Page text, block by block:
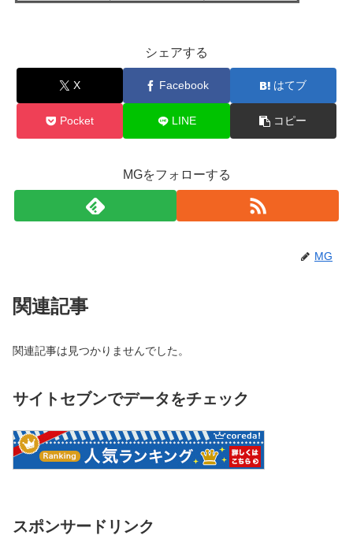
シェアする
X Facebook はてブ
Pocket LINE コピー
MGをフォローする
MG
関連記事
関連記事は見つかりませんでした。
サイトセブンでデータをチェック
スポンサードリンク